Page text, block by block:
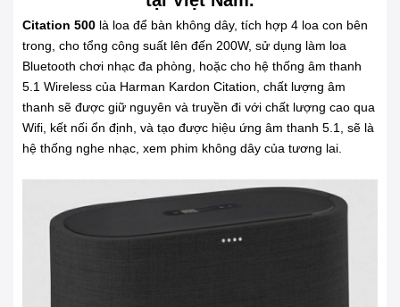
Citation 500 là loa để bàn không dây, tích hợp 4 loa con bên
trong, cho tổng công suất lên đến 200W, sử dụng làm loa
Bluetooth chơi nhạc đa phòng, hoặc cho hệ thống âm thanh
5.1 Wireless của Harman Kardon Citation, chất lượng âm
thanh sẽ được giữ nguyên và truyền đi với chất lượng cao qua
Wifi, kết nối ổn định, và tạo được hiệu ứng âm thanh 5.1, sẽ là
hệ thống nghe nhạc, xem phim không dây của tương lai.